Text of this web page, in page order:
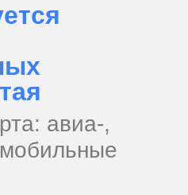
авиа-,